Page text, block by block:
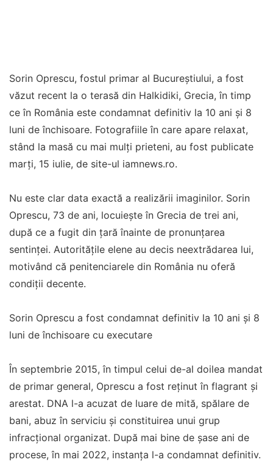
Sorin Oprescu, fostul primar al Bucureștiului, a fost
văzut recent la o terasă din Halkidiki, Grecia, în timp
ce în România este condamnat definitiv la 10 ani și 8
luni de închisoare. Fotografiile în care apare relaxat,
stând la masă cu mai mulți prieteni, au fost publicate
marți, 15 iulie, de site-ul iamnews.ro.
Nu este clar data exactă a realizării imaginilor. Sorin
Oprescu, 73 de ani, locuiește în Grecia de trei ani,
după ce a fugit din țară înainte de pronunțarea
sentinței. Autoritățile elene au decis neextrădarea lui,
motivând că penitenciarele din România nu oferă
condiții decente.
Sorin Oprescu a fost condamnat definitiv la 10 ani și 8
luni de închisoare cu executare
În septembrie 2015, în timpul celui de-al doilea mandat
de primar general, Oprescu a fost reținut în flagrant și
arestat. DNA l-a acuzat de luare de mită, spălare de
bani, abuz în serviciu și constituirea unui grup
infracțional organizat. După mai bine de șase ani de
procese, în mai 2022, instanța l-a condamnat definitiv.